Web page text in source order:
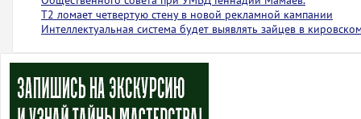
Т2 ломает четвертую стену в новой рекламной кампании
Интеллектуальная система будет выявлять зайцев в